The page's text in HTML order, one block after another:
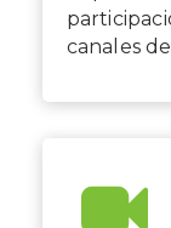
canales